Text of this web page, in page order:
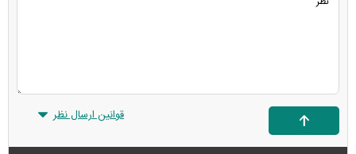
قوانین ارسال نظر